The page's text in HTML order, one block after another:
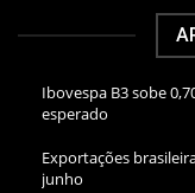
Ibovespa B3 sobe
esperado
Exportações
junho